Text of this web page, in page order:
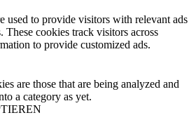
used to provide visitors with relevant ads
These cookies track visitors across
to provide customized ads.
are those that are being analyzed and
a category as yet.